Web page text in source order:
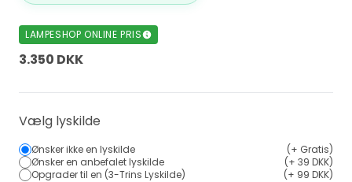
LAMPESHOP ONLINE PRIS
3.350 DKK
Vælg lyskilde
Ønsker ikke en lyskilde
(+ Gratis)
Ønsker en anbefalet lyskilde
(+ 39 DKK)
Opgrader til en (3-Trins Lyskilde)
(+ 99 DKK)